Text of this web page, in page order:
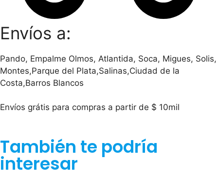
Envíos a:
Pando, Empalme Olmos, Atlantida, Soca, Migues, Solis,
Montes,Parque del Plata,Salinas,Ciudad de la
Costa,Barros Blancos
Envíos grátis para compras a partir de $ 10mil
También te podría
interesar